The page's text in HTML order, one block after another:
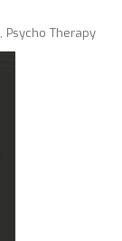
, Psycho Therapy